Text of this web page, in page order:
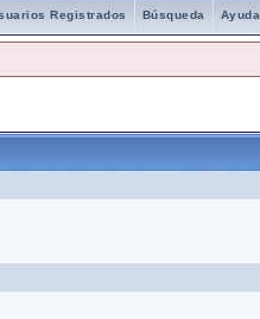
Ayuda
Búsqueda
Registrados